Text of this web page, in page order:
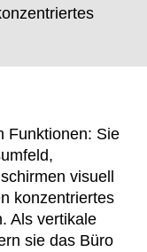
Funktionen: Sie
visuell
konzentriertes
Als vertikale
sie das Büro